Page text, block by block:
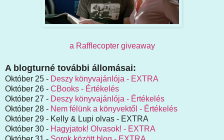
a Rafflecopter giveaway
A blogturné további állomásai:
Október 25 - Deszy könyvajánlója - EXTRA
Október 26 - CBooks - Értékelés
Október 27 - Deszy könyvajánlója - Értékelés
Október 28 - Nem félünk a könyvektől - Értékelés
Október 29 - Kelly & Lupi olvas - EXTRA
Október 30 - Hagyjatok! Olvasok! - EXTRA